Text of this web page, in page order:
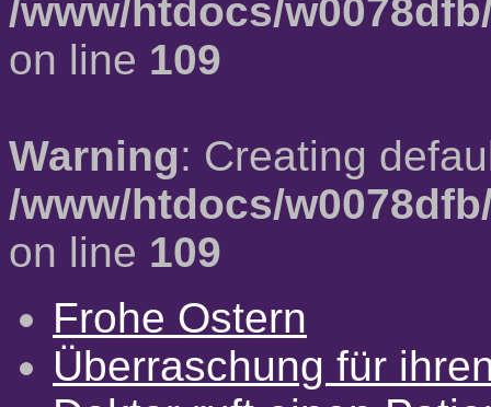
/www/htdocs/
on line 109
Warning: Creating
/www/htdocs/
on line 109
Frohe Ostern
Überraschung für